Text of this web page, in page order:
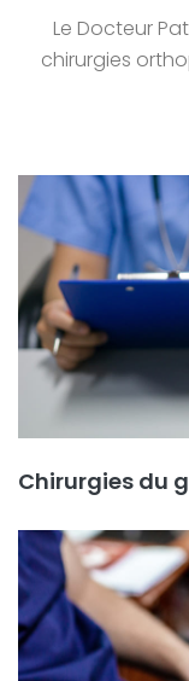
Le Docteur
chirurgies
Chirurgies du